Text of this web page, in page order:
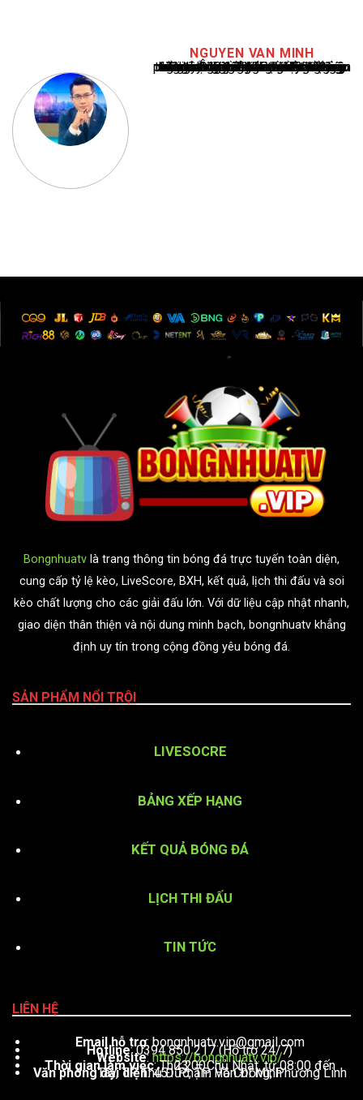
NGUYEN VAN MINH
Nguyễn Văn Minh là một trong những chuyên gia hàng đầu về báo cáo tin tức thể thao tại Việt Nam, với hơn 10 năm hoạt động trong ngành. Ông có kiến thức sâu rộng và kinh nghiệm đáng kể trong việc phân tích và báo cáo về các sự kiện thể thao hàng đầu. Sự hiểu biết sâu sắc của ông về ngành này đã giúp ông xây dựng uy tín và danh tiếng trong cộng đồng báo chí thể thao.
Bongnhuatv là trang thông tin bóng đá trực tuyến toàn diện,
cung cấp tỷ lệ kèo, LiveScore, BXH, kết quả, lịch thi đấu và soi
kèo chất lượng cho các giải đấu lớn. Với dữ liệu cập nhật nhanh,
giao diện thân thiện và nội dung minh bạch, bongnhuatv khẳng
định uy tín trong cộng đồng yêu bóng đá.
SẢN PHẨM NỔI TRỘI
LIVESOCRE
BẢNG XẾP HẠNG
KẾT QUẢ BÓNG ĐÁ
LỊCH THI ĐẤU
TIN TỨC
LIÊN HỆ
Email hỗ trợ:bongnhuatv.vip@gmail.com
Hotline: 0394 850 217 (Hỗ trợ 24/7)
Website:https://bongnhuatv.vip/
Thời gian làm việc : Thứ 2 – Chủ Nhật, từ 08:00 đến 23:00
Văn phòng đại diện: 451 Phạm Văn Đồng, Phường Linh Tây, TP. Thủ Đức, TP. Hồ Chí Minh